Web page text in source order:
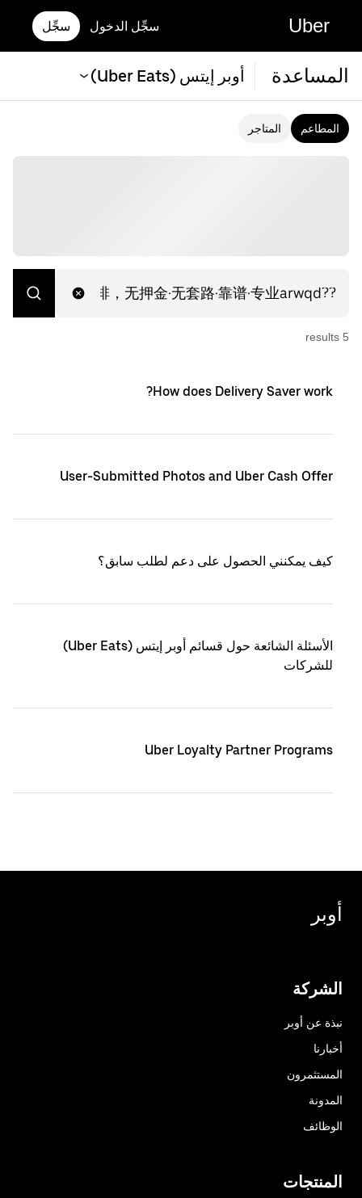
Uber سجِّل الدخول سجِّل
المساعدة أوبر إيتس (Uber Eats)
المطاعم المتاجر
5
s
How does Delivery Saver work?
User-Submitted Photos and Uber Cash Offer
كيف يمكنني الحصول على دعم لطلب سابق؟
الأسئلة الشائعة حول قسائم أوبر إيتس (Uber Eats)
للشركات
Uber Loyalty Partner Programs
أوبر
الشركة
نبذة عن أوبر
أخبارنا
المستثمرون
المدونة
الوظائف
المنتجات